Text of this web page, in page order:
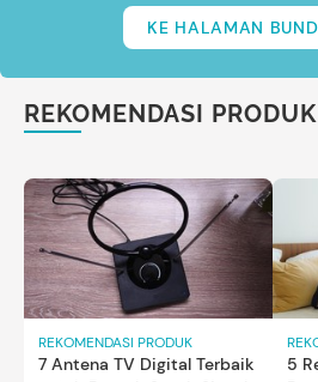
KE HALAMAN
REKOMENDASI PRODUK
REKOMENDASI PRODUK
7 Antena TV Digital Terbaik
5